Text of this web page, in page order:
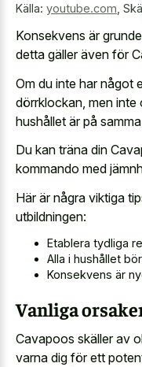
Källa: youtube.com
Konsekvens är
detta gäller även för
Om du inte har
dörrklockan, men inte
hushållet är på
Du kan träna din
kommando med
Här är några viktiga
utbildningen:
Etablera tydliga
Alla i hushållet
Konsekvens är
Vanliga
Cavapoos skäller av
varna dig för ett